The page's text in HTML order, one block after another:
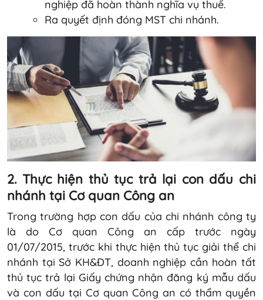
nghiệp đã hoàn thành nghĩa vụ thuế.
Ra quyết định đóng MST chi nhánh.
2. Thực hiện thủ tục trả lại con dấu chi
nhánh tại Cơ quan Công an
Trong trường hợp con dấu của chi nhánh công ty
là do Cơ quan Công an cấp trước ngày
01/07/2015, trước khi thực hiện thủ tục giải thể chi
nhánh tại Sở KH&ĐT, doanh nghiệp cần hoàn tất
thủ tục trả lại Giấy chứng nhận đăng ký mẫu dấu
và con dấu tại Cơ quan Công an có thẩm quyền